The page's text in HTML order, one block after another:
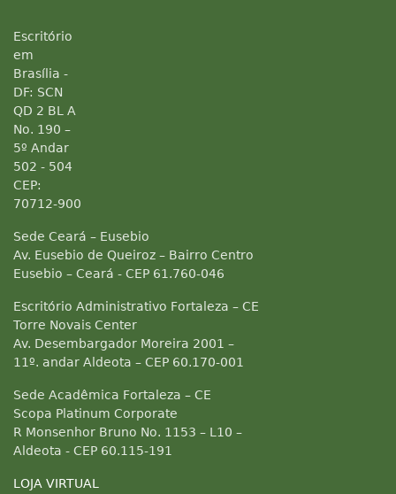
Escritório
em
Brasília -
DF: SCN
QD 2 BL A
No. 190 –
5º Andar
502 - 504
CEP:
70712-900
Sede Ceará – Eusebio
Av. Eusebio de Queiroz – Bairro Centro
Eusebio – Ceará - CEP 61.760-046
Escritório Administrativo Fortaleza – CE
Torre Novais Center
Av. Desembargador Moreira 2001 –
11º. andar Aldeota – CEP 60.170-001
Sede Acadêmica Fortaleza – CE
Scopa Platinum Corporate
R Monsenhor Bruno No. 1153 – L10 –
Aldeota - CEP 60.115-191
LOJA VIRTUAL